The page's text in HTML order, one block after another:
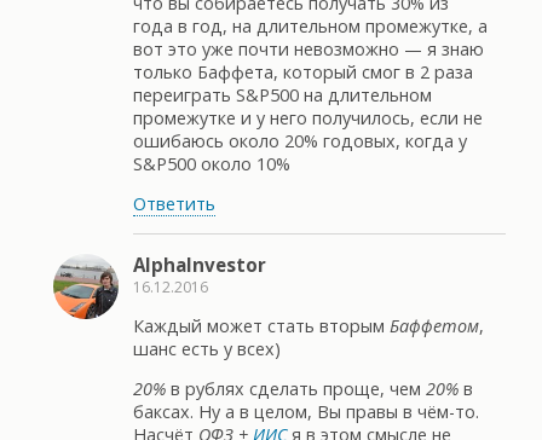
года в год, на длительном промежутке, а
вот это уже почти невозможно — я знаю
только Баффета, который смог в 2 раза
переиграть S&P500 на длительном
промежутке и у него получилось, если не
ошибаюсь около 20% годовых, когда у
S&P500 около 10%
Ответить
AlphaInvestor
16.12.2016
Каждый может стать вторым Баффетом,
шанс есть у всех)
20% в рублях сделать проще, чем 20% в
баксах. Ну а в целом, Вы правы в чём-то.
Насчёт ОФЗ + ИИСя в этом смысле не